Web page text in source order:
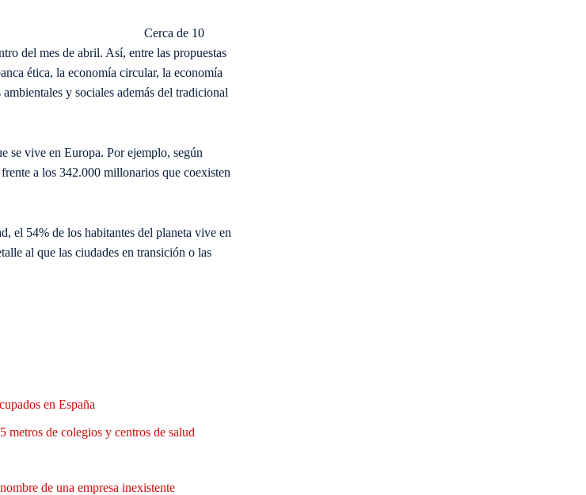
Cerca de 10
del mes de abril. Así, entre las propuestas
ética, la economía circular, la economía
y sociales además del tradicional
se vive en Europa. Por ejemplo, según
a los 342.000 millonarios que coexisten
el 54% de los habitantes del planeta vive en
al que las ciudades en transición o las
en España
metros de colegios y centros de salud
de una empresa inexistente